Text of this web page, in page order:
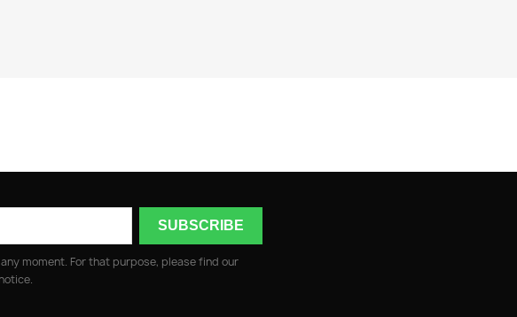
moment. For that purpose, please find our